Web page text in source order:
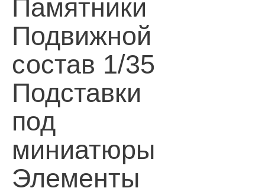
Памятники
Подвижной
состав 1/35
Подставки
под
миниатюры
Элементы